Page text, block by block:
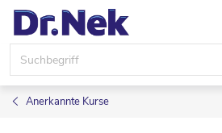
Zum
Inhalt
springen
Anerkannte Kurse